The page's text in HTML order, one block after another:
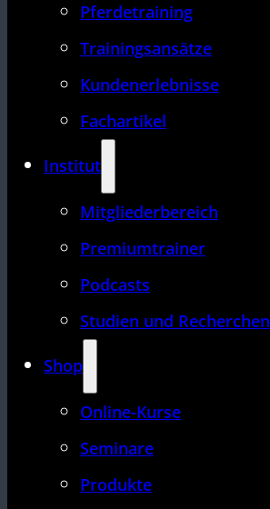
Pferdetraining
Trainingsansätze
Kundenerlebnisse
Fachartikel
Institut
Mitgliederbereich
Premiumtrainer
Podcasts
Studien und Recherchen
Shop
Online-Kurse
Seminare
Produkte